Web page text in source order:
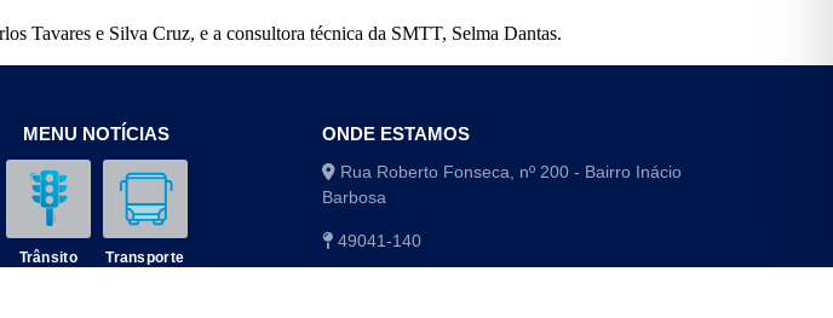
Tavares e Silva Cruz, e a consultora técnica da SMTT, Selma Dantas.
MENU NOTÍCIAS
Trânsito Transporte
ONDE ESTAMOS
Rua Roberto Fonseca, nº 200 - Bairro Inácio
Barbosa
49041-140